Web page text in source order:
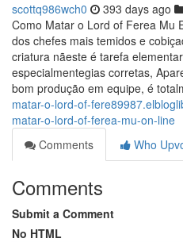
scottq986wch0 393 days ago
Como Matar o Lord of Ferea Mu
dos chefes mais temidos e
criatura nãeste é tarefa
especialmentegias corretas,
bom produção em equipe, é
matar-o-lord-of-
matar-o-lord-of-ferea-mu-on-line
Comments
Who
Comments
Submit a Comment
No HTML